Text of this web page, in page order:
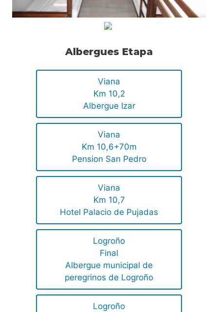
Albergues Etapa
Viana
Km 10,2
Albergue Izar
Viana
Km 10,6+70m
Pension San Pedro
Viana
Km 10,7
Hotel Palacio de Pujadas
Logroño
Final
Albergue municipal de
peregrinos de Logroño
Logroño